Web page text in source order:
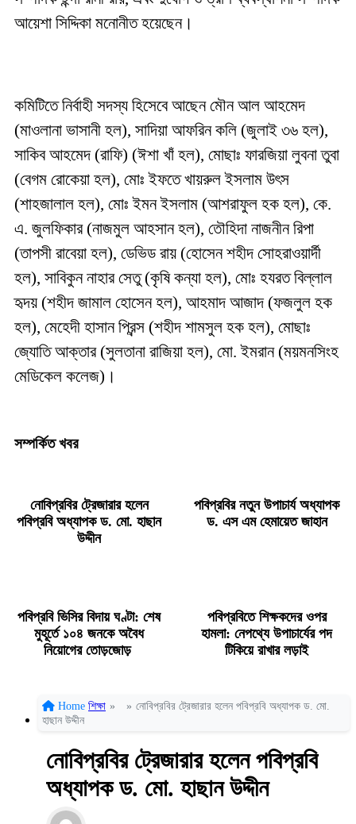
আয়েশা সিদ্দিকা মনোনীত হয়েছেন।
কমিটিতে নির্বাহী সদস্য হিসেবে আছেন মৌন আল আহমেদ
(মাওলানা ভাসানী হল), সাদিয়া আফরিন কলি (জুলাই ৩৬ হল),
সাকিব আহমেদ (রাফি) (ঈশা খাঁ হল), মোছাঃ ফারজিয়া লুবনা তুবা
(বেগম রোকেয়া হল), মোঃ ইফতে খায়রুল ইসলাম উৎস
(শাহজালাল হল), মোঃ ইমন ইসলাম (আশরাফুল হক হল), কে.
এ. জুলফিকার (নাজমুল আহসান হল), তৌহিদা নাজনীন রিপা
(তাপসী রাবেয়া হল), ডেভিড রায় (হোসেন শহীদ সোহরাওয়ার্দী
হল), সাবিকুন নাহার সেতু (কৃষি কন্যা হল), মোঃ হযরত বিল্লাল
হৃদয় (শহীদ জামাল হোসেন হল), আহমাদ আজাদ (ফজলুল হক
হল), মেহেদী হাসান প্রিন্স (শহীদ শামসুল হক হল), মোছাঃ
জ্যোতি আক্তার (সুলতানা রাজিয়া হল), মো. ইমরান (ময়মনসিংহ
মেডিকেল কলেজ)।
সম্পর্কিত খবর
নোবিপ্রবির ট্রেজারার হলেন
পবিপ্রবি অধ্যাপক ড. মো. হাছান
উদ্দীন
পবিপ্রবির নতুন উপাচার্য অধ্যাপক
ড. এস এম হেমায়েত জাহান
পবিপ্রবি ভিসির বিদায় ঘণ্টা: শেষ
মুহূর্তে ১০৪ জনকে অবৈধ
নিয়োগের তোড়জোড়
পবিপ্রবিতে শিক্ষকদের ওপর
হামলা: নেপথ্যে উপাচার্যের পদ
টিকিয়ে রাখার লড়াই
Home শিক্ষা » » নোবিপ্রবির ট্রেজারার হলেন পবিপ্রবি অধ্যাপক ড. মো.
হাছান উদ্দীন
নোবিপ্রবির ট্রেজারার হলেন পবিপ্রবি
অধ্যাপক ড. মো. হাছান উদ্দীন